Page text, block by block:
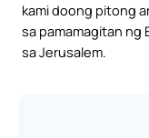
kami doong pitong
sa pamamagitan
sa Jerusalem.